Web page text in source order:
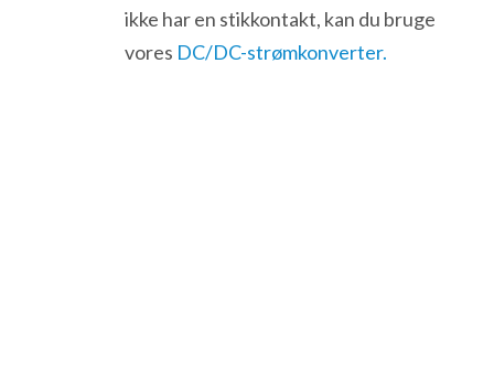
ikke har en stikkontakt, kan du bruge
vores DC/DC-strømkonverter.